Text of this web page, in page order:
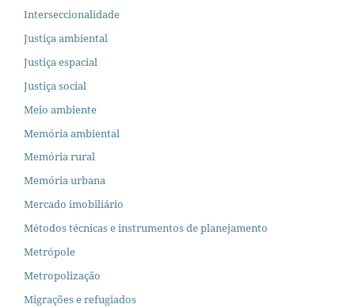
Interseccionalidade
Justiça ambiental
Justiça espacial
Justiça social
Meio ambiente
Memória ambiental
Memória rural
Memória urbana
Mercado imobiliário
Métodos técnicas e instrumentos de planejamento
Metrópole
Metropolização
Migrações e refugiados